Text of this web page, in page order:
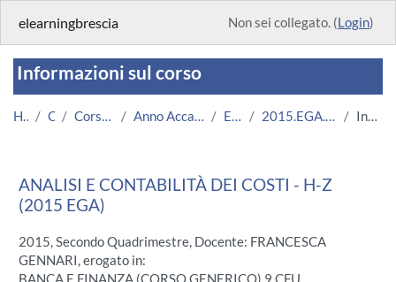
elearningbrescia Non sei collegato. (Login)
Informazioni sul corso
Home Corsi Corsi Istituzionali Anno Accademico 2015/2016 Economia 2015.EGA.A000024_H-Z-4846 Introduzione
ANALISI E CONTABILITÀ DEI COSTI - H-Z
(2015 EGA)
2015, Secondo Quadrimestre, Docente: FRANCESCA
GENNARI, erogato in:
BANCA E FINANZA (CORSO GENERICO) 9 CFU,